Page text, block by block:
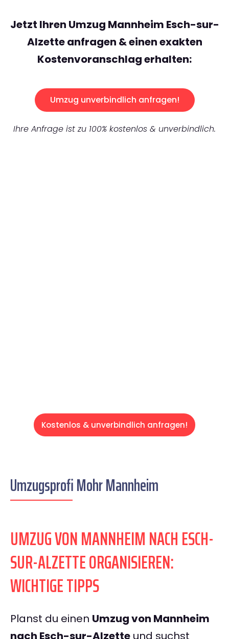
Jetzt Ihren Umzug Mannheim Esch-sur-
Alzette anfragen & einen exakten
Kostenvoranschlag erhalten:
Umzug unverbindlich anfragen!
Ihre Anfrage ist zu 100% kostenlos & unverbindlich.
Kostenlos & unverbindlich anfragen!
Umzugsprofi Mohr Mannheim
UMZUG VON MANNHEIM NACH ESCH-
SUR-ALZETTE ORGANISIEREN:
WICHTIGE TIPPS
Planst du einen Umzug von Mannheim